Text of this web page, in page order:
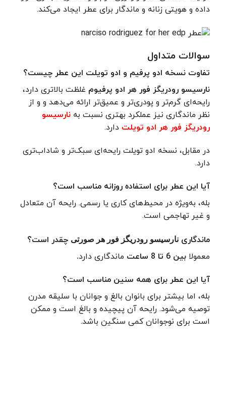
داده و هویتی زنانه و ماندگار برای عطر ایجاد می‌کند.
سوالات متداول
تفاوت نسخه ادو پرفیم و ادو تویلت این عطر چیست؟
نارسیسو رودریگز فور هر ادو پرفیوم غلظت بالاتری دارد،
رایحه‌ای گرم‌تر و پودری‌تر و عمیق‌تر ارائه می‌دهد و و از
نظر ماندگاری نیز عملکرد بهتری نسبت به نارسیسو
رودریگز فور هر ادو تویلت دارد.
در مقابل، نسخه ادو تویلت رایحه‌ای سبک‌تر و شاداب‌تری
دارد.
آیا این عطر برای استفاده روزانه مناسب است؟
بله، به‌ویژه در محیط‌های کاری یا رسمی. رایحه آن متعادل
و غیر تهاجمی است.
ماندگاری نارسیسو رودریگز فور هر صورتی چقدر است؟
معمولا بین 6 تا 8 ساعت ماندگاری دارد.
آیا این عطر برای همه سنین مناسب است؟
بله، اما بیشتر برای بانوان بالغ و جوانان با سلیقه مدرن
توصیه می‌شود. رایحه آن پیچیده و بالغ است و ممکن
است برای نوجوانان کمی سنگین باشد.